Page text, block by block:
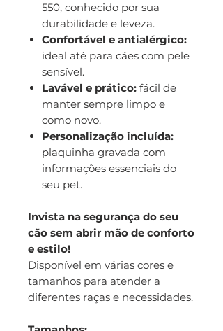
550, conhecido por sua
durabilidade e leveza.
Confortável e antialérgico:
ideal até para cães com pele
sensível.
Lavável e prático: fácil de
manter sempre limpo e
como novo.
Personalização incluída:
plaquinha gravada com
informações essenciais do
seu pet.
Invista na segurança do seu
cão sem abrir mão de conforto
e estilo!
Disponível em várias cores e
tamanhos para atender a
diferentes raças e necessidades.